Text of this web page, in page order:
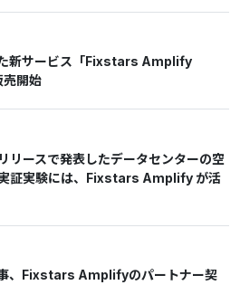
新サービス「Fixstars Amplify
開始
リースで発表したデータセンターの空
証実験には、Fixstars Amplify が活
、Fixstars Amplifyのパートナー契